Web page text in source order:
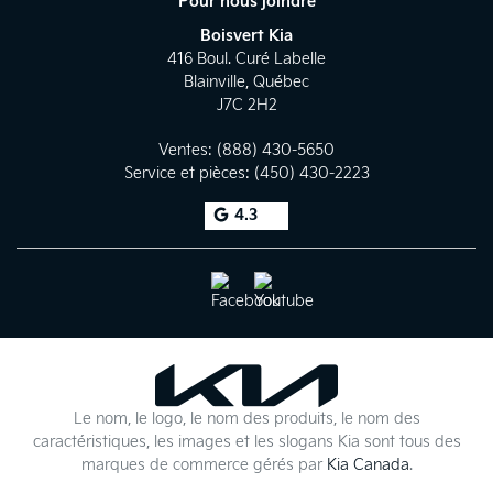
Boisvert Kia
416 Boul. Curé Labelle
Blainville, Québec
J7C 2H2
Ventes: (888) 430-5650
Service et pièces: (450) 430-2223
4.3
Le nom, le logo, le nom des produits, le nom des
caractéristiques, les images et les slogans Kia sont tous des
marques de commerce gérés par Kia Canada.